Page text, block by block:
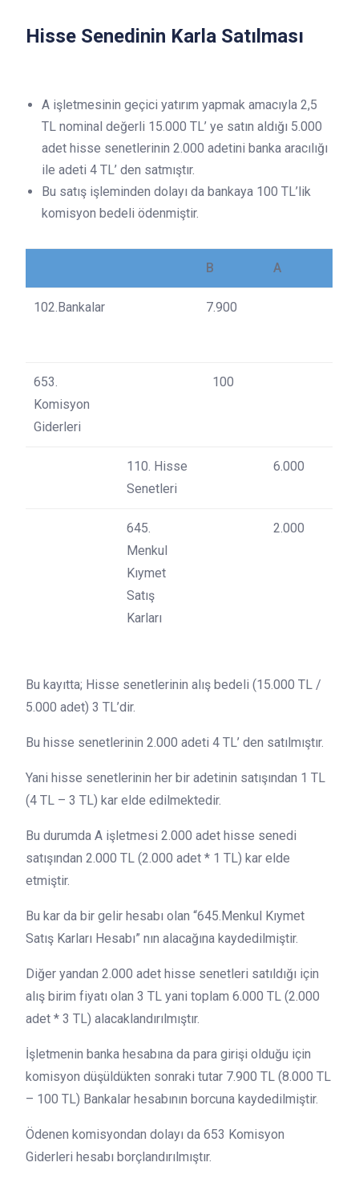
Hisse Senedinin Karla Satılması
A işletmesinin geçici yatırım yapmak amacıyla 2,5
TL nominal değerli 15.000 TL’ ye satın aldığı 5.000
adet hisse senetlerinin 2.000 adetini banka aracılığı
ile adeti 4 TL’ den satmıştır.
Bu satış işleminden dolayı da bankaya 100 TL’lik
komisyon bedeli ödenmiştir.
B A
102.Bankalar 7.900
653.
Komisyon
Giderleri
100
110. Hisse
Senetleri
6.000
645.
Menkul
Kıymet
Satış
Karları
2.000
Bu kayıtta; Hisse senetlerinin alış bedeli (15.000 TL /
5.000 adet) 3 TL’dir.
Bu hisse senetlerinin 2.000 adeti 4 TL’ den satılmıştır.
Yani hisse senetlerinin her bir adetinin satışından 1 TL
(4 TL – 3 TL) kar elde edilmektedir.
Bu durumda A işletmesi 2.000 adet hisse senedi
satışından 2.000 TL (2.000 adet * 1 TL) kar elde
etmiştir.
Bu kar da bir gelir hesabı olan “645.Menkul Kıymet
Satış Karları Hesabı” nın alacağına kaydedilmiştir.
Diğer yandan 2.000 adet hisse senetleri satıldığı için
alış birim fiyatı olan 3 TL yani toplam 6.000 TL (2.000
adet * 3 TL) alacaklandırılmıştır.
İşletmenin banka hesabına da para girişi olduğu için
komisyon düşüldükten sonraki tutar 7.900 TL (8.000 TL
– 100 TL) Bankalar hesabının borcuna kaydedilmiştir.
Ödenen komisyondan dolayı da 653 Komisyon
Giderleri hesabı borçlandırılmıştır.